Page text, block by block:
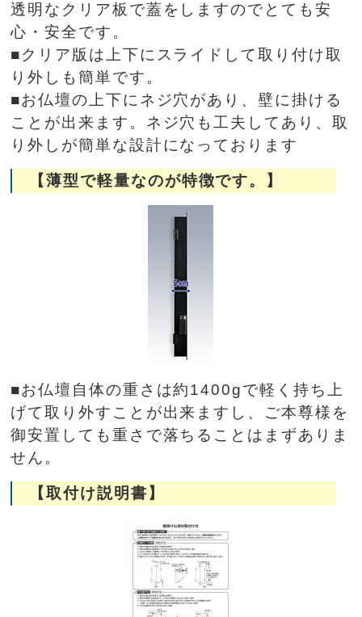
透明なクリア板で蓋をしますのでとても安
心・安全です。
■クリア版は上下にスライドして取り付け取
り外しも簡単です。
■お仏壇の上下にネジ穴があり、壁に掛ける
ことが出来ます。ネジ穴も工夫してあり、取
り外しが簡単な設計になっております
【薄型で軽量なのが特徴です。】
■お仏壇自体の重さは約1400gで軽く持ち上
げて取り外すことが出来ますし、ご本尊様を
御安置しても重さで落ちることはまずありま
せん。
【取付け説明書】